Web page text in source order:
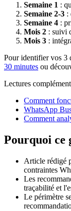
Semaine 1 :
Semaine 2-3 :
Semaine 4 :
Mois 2 : suivi
Mois 3 :
Pour identifier vos 3
30 minutes ou
Lectures
Comment
WhatsApp
Comment
Pourquoi ce
Article rédigé
contraintes
Les
traçabilité et
Le périmètre